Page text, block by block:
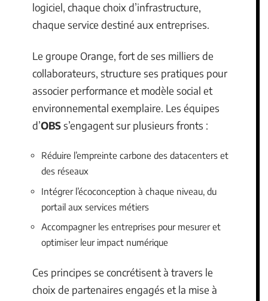
logiciel, chaque choix d’infrastructure,
chaque service destiné aux entreprises.
Le groupe Orange, fort de ses milliers de
collaborateurs, structure ses pratiques pour
associer performance et modèle social et
environnemental exemplaire. Les équipes
d’OBSs’engagent sur plusieurs fronts :
Réduire l’empreinte carbone des datacenters et
des réseaux
Intégrer l’écoconception à chaque niveau, du
portail aux services métiers
Accompagner les entreprises pour mesurer et
optimiser leur impact numérique
Ces principes se concrétisent à travers le
choix de partenaires engagés et la mise à